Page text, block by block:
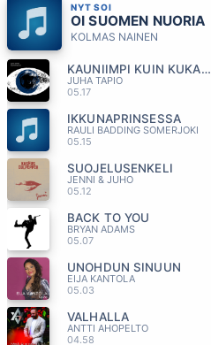
NYT SOI
OI SUOMEN NUORIA
KOLMAS NAINEN
KAUNIIMPI KUIN KUKAAN MUU
JUHA TAPIO
05.17
IKKUNAPRINSESSA
RAULI BADDING SOMERJOKI
05.15
SUOJELUSENKELI
JENNI & JUHO
05.12
BACK TO YOU
BRYAN ADAMS
05.07
UNOHDUN SINUUN
EIJA KANTOLA
05.03
VALHALLA
ANTTI AHOPELTO
04.58